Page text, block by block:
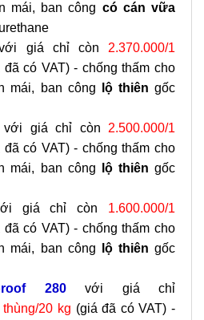
mái, ban công có cán vữa
giá chỉ còn 2.370.000/1
đã có VAT) - chống thấm cho
mái, ban công
lộ thiên gốc
giá chỉ còn 2.500.000/1
đã có VAT) - chống thấm cho
mái, ban công
lộ thiên gốc
giá chỉ còn 1.600.000/1
đã có VAT) - chống thấm cho
mái, ban công
lộ thiên gốc
280với giá chỉ
20 kg (giá đã có VAT) -